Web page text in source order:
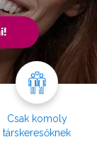
Csak komoly
társkeresőknek